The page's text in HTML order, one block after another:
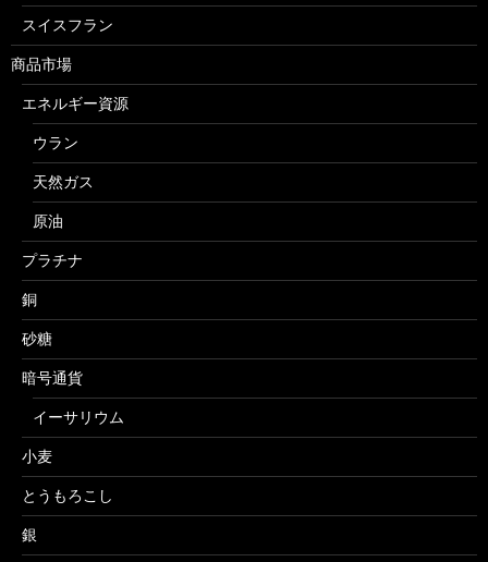
スイスフラン
商品市場
エネルギー資源
ウラン
天然ガス
原油
プラチナ
銅
砂糖
暗号通貨
イーサリウム
小麦
とうもろこし
銀